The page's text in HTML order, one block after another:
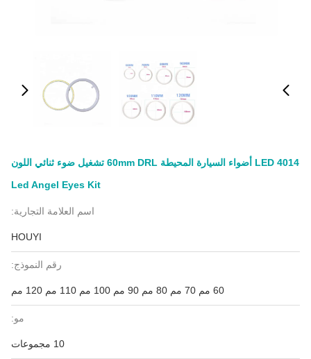
4014 LED أضواء السيارة المحيطة 60mm DRL تشغيل ضوء ثنائي اللون
Led Angel Eyes Kit
اسم العلامة التجارية:
HOUYI
رقم النموذج:
60 مم 70 مم 80 مم 90 مم 100 مم 110 مم 120 مم
مو:
10 مجموعات